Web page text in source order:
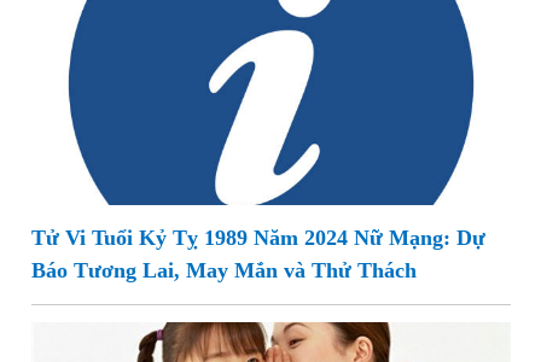
Tử Vi Tuổi Kỷ Tỵ 1989 Năm 2024 Nữ Mạng: Dự
Báo Tương Lai, May Mắn và Thử Thách